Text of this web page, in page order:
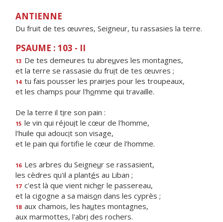
ANTIENNE
Du fruit de tes œuvres, Seigneur, tu rassasies la terre.
PSAUME : 103 - II
13 De tes demeures tu abreuves les montagnes,
et la terre se rassasie du fruit de tes œuvres ;
14 tu fais pousser les prairies pour les troupeaux,
et les champs pour l'homme qui travaille.
De la terre il tire son pain :
15 le vin qui réjouit le cœur de l'homme,
l'huile qui adoucit son visage,
et le pain qui fortife le cœur de l'homme.
16 Les arbres du Seigneur se rassasient,
les cèdres qu'il a plantés au Liban ;
17 c'est là que vient nicher le passereau,
et la cigogne a sa maison dans les cyprès ;
18 aux chamois, les hautes montagnes,
aux marmottes, l'abri des rochers.